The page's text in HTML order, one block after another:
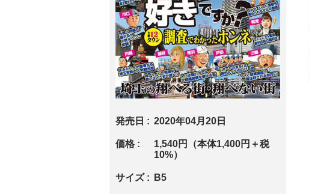
発売日 2020年04月20日
価格
1,540円（本体1,400円＋税
10%）
サイズ B5